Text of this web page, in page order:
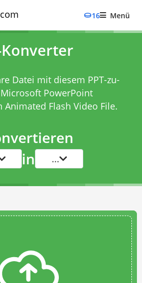
16 Menü
Konverter
Datei mit diesem PPT-zu-
PowerPoint
Animated Flash Video File.
in ...